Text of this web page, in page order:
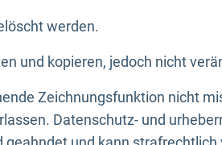
werden.
und kopieren, jedoch nicht
Zeichnungsfunktion nicht
Datenschutz- und